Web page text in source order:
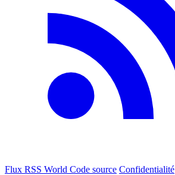
Flux RSS World Code source Confidentialité